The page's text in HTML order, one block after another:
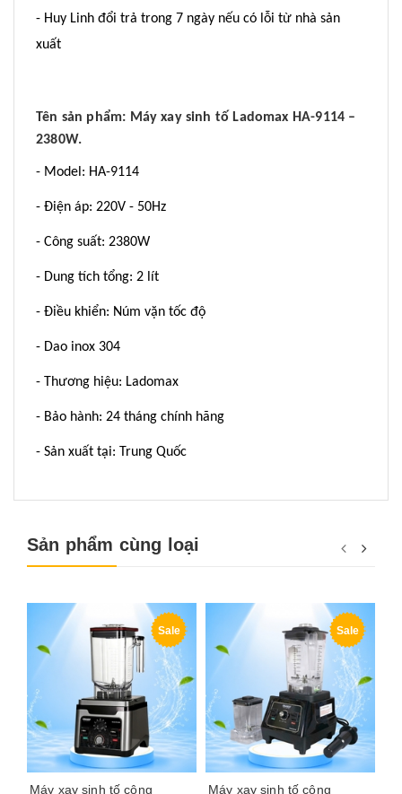
- Huy Linh đổi trả trong 7 ngày nếu có lỗi từ nhà sản
xuất
Tên sản phẩm: Máy xay sinh tố Ladomax HA-9114 –
2380W.
- Model: HA-9114
- Điện áp: 220V - 50Hz
- Công suất: 2380W
- Dung tích tổng: 2 lít
- Điều khiển: Núm vặn tốc độ
- Dao inox 304
- Thương hiệu: Ladomax
- Bảo hành: 24 tháng chính hãng
- Sản xuất tại: Trung Quốc
Sản phẩm cùng loại
Sale
Máy xay sinh tố công
Sale
Máy xay sinh tố công